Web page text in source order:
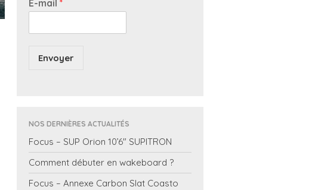
E-mail *
Envoyer
NOS DERNIÈRES ACTUALITÉS
Focus – SUP Orion 10’6″ SUPITRON
Comment débuter en wakeboard ?
Focus – Annexe Carbon Slat Coasto